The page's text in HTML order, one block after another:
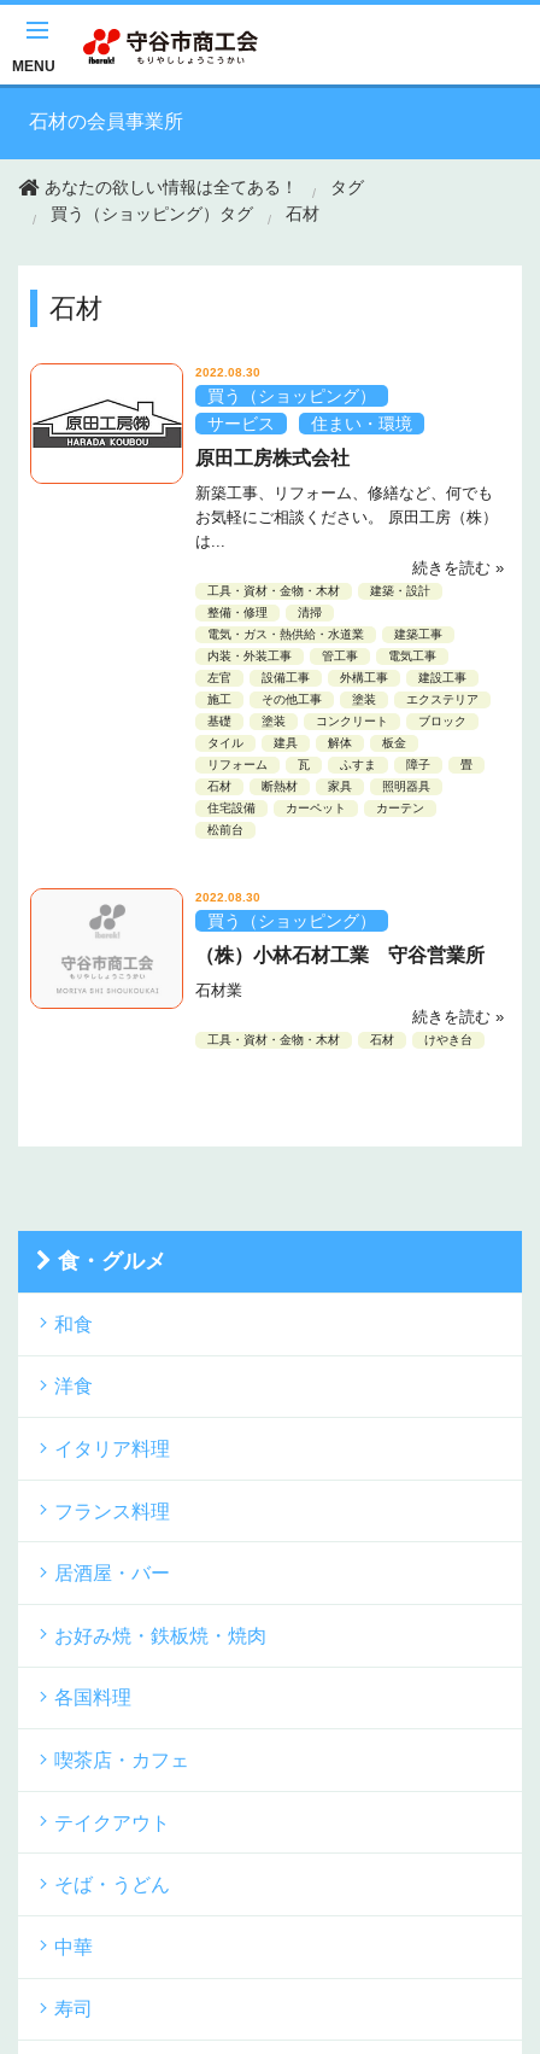
MENU
石材の会員事業所
あなたの欲しい情報は全てある！
タグ
買う（ショッピング）タグ
石材
石材
2022.08.30
買う（ショッピング）
サービス
住まい・環境
原田工房株式会社
新築工事、リフォーム、修繕など、何でも
お気軽にご相談ください。 原田工房（株）
は...
続きを読む »
工具・資材・金物・木材
建築・設計
整備・修理
清掃
電気・ガス・熱供給・水道業
建築工事
内装・外装工事
管工事
電気工事
左官
設備工事 外構工事
建設工事
施工
その他工事 塗装
エクステリア
基礎
塗装 コンクリート
ブロック
タイル
建具 解体
板金
リフォーム
瓦 ふすま 障子
畳
石材
断熱材 家具
照明器具
住宅設備
カーペット
カーテン
松前台
2022.08.30
買う（ショッピング）
（株）小林石材工業 守谷営業所
石材業
続きを読む »
工具・資材・金物・木材 石材 けやき台
食・グルメ
和食
洋食
イタリア料理
フランス料理
居酒屋・バー
お好み焼・鉄板焼・焼肉
各国料理
喫茶店・カフェ
テイクアウト
そば・うどん
中華
寿司